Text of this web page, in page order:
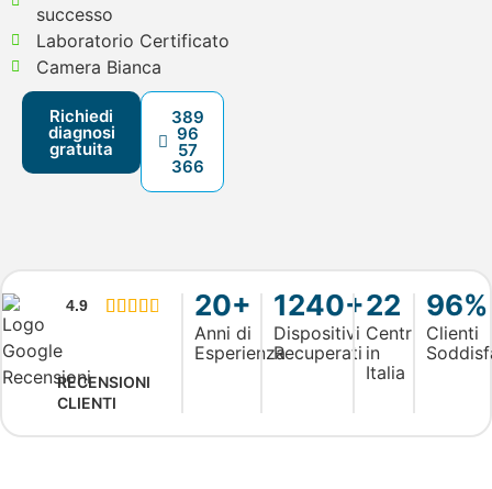
successo
Laboratorio Certificato
Camera Bianca
Richiedi
diagnosi
gratuita
389
96
57
366
4.9     
RECENSIONI
CLIENTI
20+
Anni di
Esperienza
1240+
Dispositivi
Recuperati
22
Centri
in
Italia
96%
Clienti